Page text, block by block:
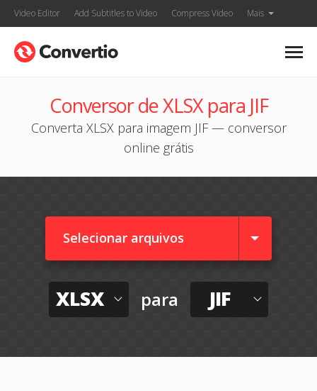
Video Editor Add Subtitles to Video Compress Video Mais
Conversor de XLSX para JIF
Converta XLSX para imagem JIF — conversor
online grátis
Selecionar arquivos
XLSX para JIF